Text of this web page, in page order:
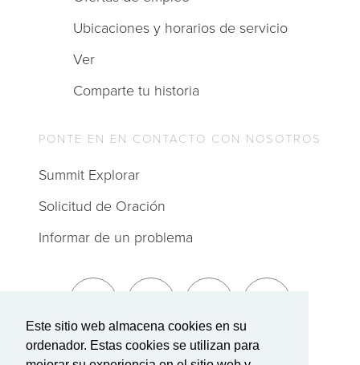
Este sitio web almacena cookies en su
ordenador. Estas cookies se utilizan para
Suscríbete a The Summit
Ubicaciones y horarios de servicio
Ver
Comparte tu historia
PONTE EN EN CONTACTO CON NOSOTROS
Summit Explorar
Solicitud de Oración
Informar de un problema